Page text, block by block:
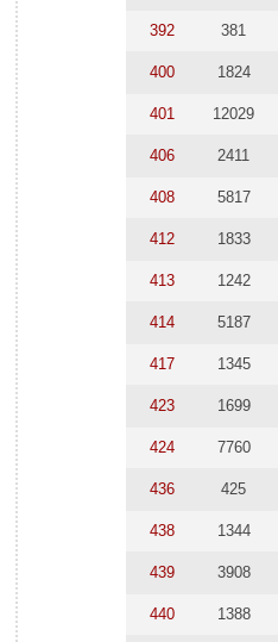
392 381
400 1824
401 12029
406 2411
408 5817
412 1833
413 1242
414 5187
417 1345
423 1699
424 7760
436 425
438 1344
439 3908
440 1388